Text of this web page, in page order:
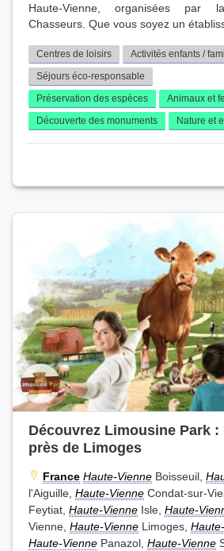
Haute-Vienne, organisées par
Chasseurs. Que vous soyez un
Centres de loisirs
Activités enfants /
Séjours éco-responsable
Préservation des espèces
Animaux et
Découverte des monuments
Nature et
Découvrez Limousine Park :
près de Limoges
France Haute-Vienne Boisseuil,
l'Aiguille, Haute-Vienne Condat-sur-
Feytiat, Haute-Vienne Isle, Haute-
Vienne, Haute-Vienne Limoges,
Haute-Vienne Panazol, Haute-Vienne